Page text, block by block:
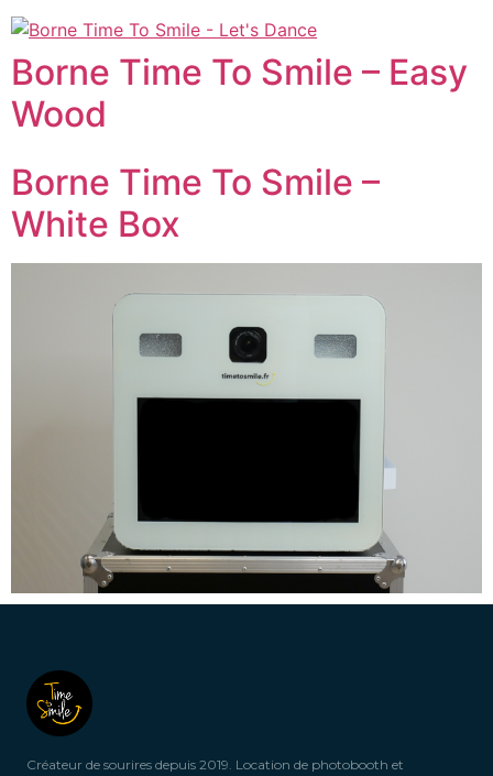
Borne Time To Smile – Easy
Wood
Borne Time To Smile –
White Box
Créateur de sourires depuis 2019. Location de photobooth et